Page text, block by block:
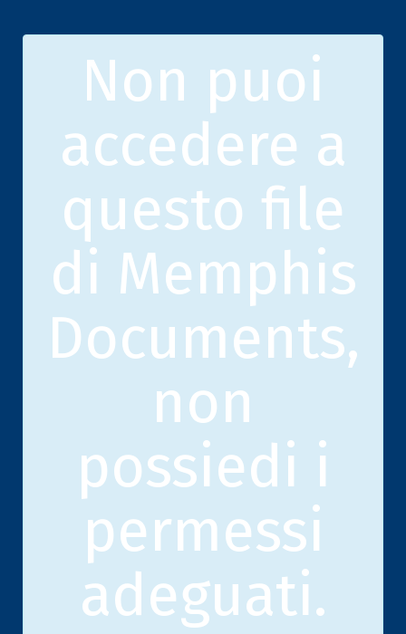
Non puoi
accedere a
questo file
di Memphis
Documents,
non
possiedi i
permessi
adeguati.